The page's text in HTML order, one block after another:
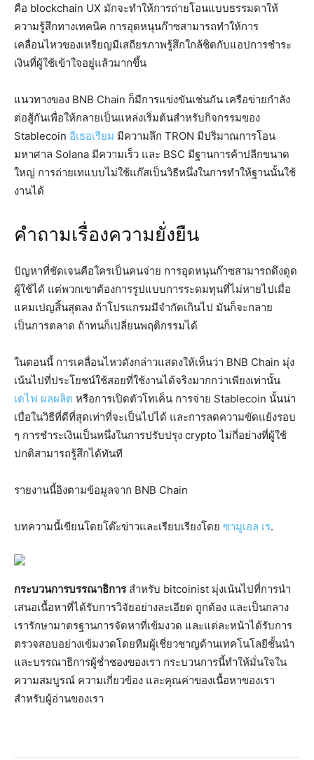
คือ blockchain UX มักจะทำให้การถ่ายโอนแบบธรรมดาให้
ความรู้สึกทางเทคนิค การอุดหนุนก๊าซสามารถทำให้การ
เคลื่อนไหวของเหรียญมีเสถียรภาพรู้สึกใกล้ชิดกับแอปการชำระ
เงินที่ผู้ใช้เข้าใจอยู่แล้วมากขึ้น
แนวทางของ BNB Chain ก็มีการแข่งขันเช่นกัน เครือข่ายกำลัง
ต่อสู้กันเพื่อให้กลายเป็นแหล่งเริ่มต้นสำหรับกิจกรรมของ
Stablecoin อีเธอเรียม มีความลึก TRON มีปริมาณการโอน
มหาศาล Solana มีความเร็ว และ BSC มีฐานการค้าปลีกขนาด
ใหญ่ การถ่ายเทแบบไม่ใช้แก๊สเป็นวิธีหนึ่งในการทำให้ฐานนั้นใช้
งานได้
คำถามเรื่องความยั่งยืน
ปัญหาที่ชัดเจนคือใครเป็นคนจ่าย การอุดหนุนก๊าซสามารถดึงดูด
ผู้ใช้ได้ แต่พวกเขาต้องการรูปแบบการระดมทุนที่ไม่หายไปเมื่อ
แคมเปญสิ้นสุดลง ถ้าโปรแกรมมีจำกัดเกินไป มันก็จะกลาย
เป็นการตลาด ถ้าทนก็เปลี่ยนพฤติกรรมได้
ในตอนนี้ การเคลื่อนไหวดังกล่าวแสดงให้เห็นว่า BNB Chain มุ่ง
เน้นไปที่ประโยชน์ใช้สอยที่ใช้งานได้จริงมากกว่าเพียงเท่านั้น
เดไฟ ผลผลิต หรือการเปิดตัวโทเค็น การจ่าย Stablecoin นั้นน่า
เบื่อในวิธีที่ดีที่สุดเท่าที่จะเป็นไปได้ และการลดความขัดแย้งรอบ
ๆ การชำระเงินเป็นหนึ่งในการปรับปรุง crypto ไม่กี่อย่างที่ผู้ใช้
ปกติสามารถรู้สึกได้ทันที
รายงานนี้อิงตามข้อมูลจาก BNB Chain
บทความนี้เขียนโดยโต๊ะข่าวและเรียบเรียงโดย ซามูเอล เร.
กระบวนการบรรณาธิการสำหรับ bitcoinist มุ่งเน้นไปที่การนำ
เสนอเนื้อหาที่ได้รับการวิจัยอย่างละเอียด ถูกต้อง และเป็นกลาง
เรารักษามาตรฐานการจัดหาที่เข้มงวด และแต่ละหน้าได้รับการ
ตรวจสอบอย่างเข้มงวดโดยทีมผู้เชี่ยวชาญด้านเทคโนโลยีชั้นนำ
และบรรณาธิการผู้ช่ำชองของเรา กระบวนการนี้ทำให้มั่นใจใน
ความสมบูรณ์ ความเกี่ยวข้อง และคุณค่าของเนื้อหาของเรา
สำหรับผู้อ่านของเรา